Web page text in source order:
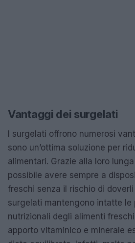
Vantaggi dei surgelati
I surgelati offrono numerosi
sono un’ottima soluzione per
alimentari. Grazie alla loro
possibile avere sempre a
freschi senza il rischio di
surgelati mantengono intatte le
nutrizionali degli alimenti
apporto vitaminico e minerale